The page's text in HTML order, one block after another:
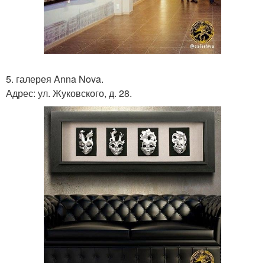
5. галерея Anna Nova.
Адрес: ул. Жуковского, д. 28.